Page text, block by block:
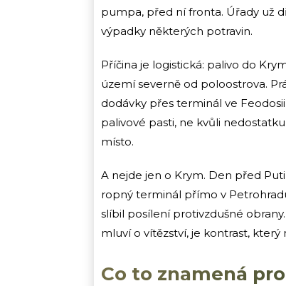
pumpa, před ní fronta. Úřady už
výpadky některých potravin.
Příčina je logistická: palivo do
území severně od poloostrova.
dodávky přes terminál ve
palivové pasti, ne kvůli
místo.
A nejde jen o Krym. Den před
ropný terminál přímo v
slíbil posílení protivzdušné
mluví o vítězství, je kontrast,
Co to znamená